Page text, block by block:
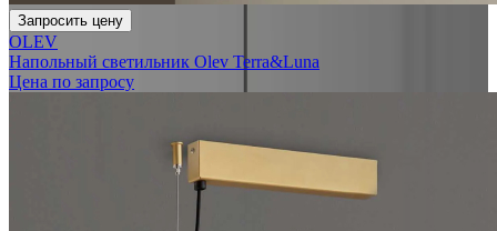
Запросить цену
OLEV
Напольный светильник Olev Terra&Luna
Цена по запросу